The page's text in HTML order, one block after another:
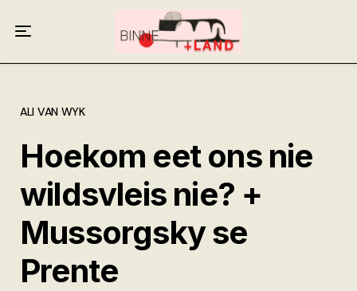
ALI VAN WYK
Hoekom eet ons nie
wildsvleis nie? +
Mussorgsky se
Prente
Meer oor ons
Anneliese Burgess
Ali van Wyk
Piet Croucamp
Willem Kempen
Gas + Poste
Kop + Knoper